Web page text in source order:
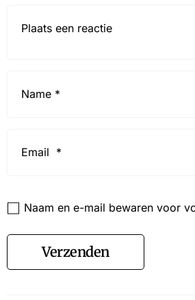
Naam en e-mail bewaren voor
Verzenden